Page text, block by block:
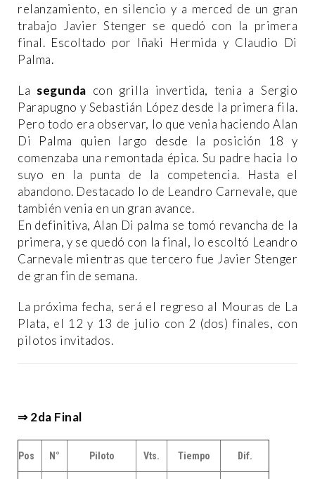
relanzamiento, en silencio y a merced de un gran
trabajo Javier Stenger se quedó con la primera
final. Escoltado por Iñaki Hermida y Claudio Di
Palma.
La segunda con grilla invertida, tenia a Sergio
Parapugno y Sebastián López desde la primera fila.
Pero todo era observar, lo que venia haciendo Alan
Di Palma quien largo desde la posición 18 y
comenzaba una remontada épica. Su padre hacia lo
suyo en la punta de la competencia. Hasta el
abandono. Destacado lo de Leandro Carnevale, que
también venia en un gran avance.
En definitiva, Alan Di palma se tomó revancha de la
primera, y se quedó con la final, lo escoltó Leandro
Carnevale mientras que tercero fue Javier Stenger
de gran fin de semana.
La próxima fecha, será el regreso al Mouras de La
Plata, el 12 y 13 de julio con 2 (dos) finales, con
pilotos invitados.
⇒ 2da Final
Pos N° Piloto Vts. Tiempo Dif.